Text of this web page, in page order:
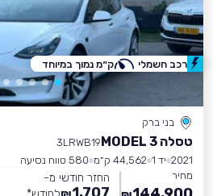
בני ברק
טסלה MODEL 3
3LRWB19
2021 יד 1 44,562 ק״מ
580 טווח נסיעה
מחיר
החזר חודשי מ-
רכב חשמלי ק״מ נמוך במיוחד